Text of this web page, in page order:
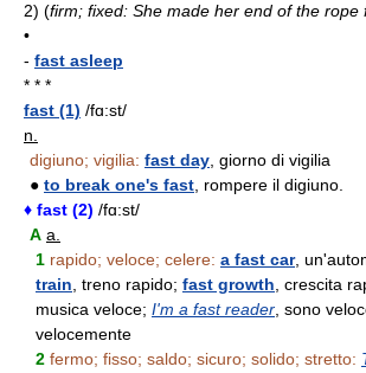
2) (firm; fixed: She made her end of the rope
•
- fast asleep
* * *
fast (1) /fɑ:st/
n.
digiuno; vigilia: fast day , giorno di vigilia
● to break one's fast , rompere il digiuno.
♦ fast (2) /fɑ:st/
A a.
1 rapido; veloce; celere: a fast car,
train , treno rapido; fast growth , crescita
musica veloce; I'm a fast reader , sono
velocemente
2 fermo; fisso; saldo; sicuro; solido; stretto: